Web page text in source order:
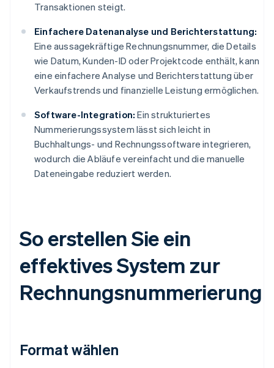
Transaktionen steigt.
Einfachere Datenanalyse und Berichterstattung:
Eine aussagekräftige Rechnungsnummer, die Details
wie Datum, Kunden-ID oder Projektcode enthält, kann
eine einfachere Analyse und Berichterstattung über
Verkaufstrends und finanzielle Leistung ermöglichen.
Software-Integration: Ein strukturiertes
Nummerierungssystem lässt sich leicht in
Buchhaltungs- und Rechnungssoftware integrieren,
wodurch die Abläufe vereinfacht und die manuelle
Dateneingabe reduziert werden.
So erstellen Sie ein
effektives System zur
Rechnungsnummerierung
Format wählen